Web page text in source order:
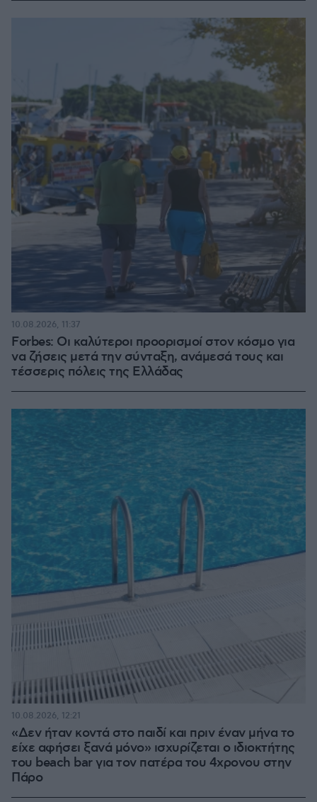
Forbes: Οι καλύτεροι προορισμοί στον κόσμο για
να ζήσεις μετά την σύνταξη, ανάμεσά τους και
τέσσερις πόλεις της Ελλάδας
10.08.2026, 11:37
«Δεν ήταν κοντά στο παιδί και πριν έναν μήνα το
είχε αφήσει ξανά μόνο» ισχυρίζεται ο ιδιοκτήτης
του beach bar για τον πατέρα του 4χρονου στην
Πάρο
10.08.2026, 12:21